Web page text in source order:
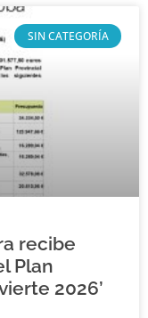
SIN CATEGORÍA
recibe
Plan
2026’